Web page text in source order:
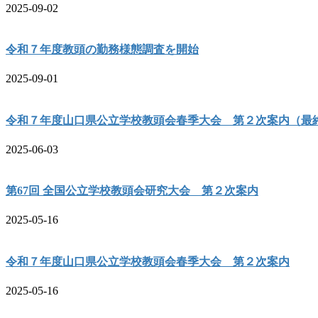
2025-09-02
令和７年度教頭の勤務様態調査を開始
2025-09-01
令和７年度山口県公立学校教頭会春季大会 第２次案内（最
2025-06-03
第67回 全国公立学校教頭会研究大会 第２次案内
2025-05-16
令和７年度山口県公立学校教頭会春季大会 第２次案内
2025-05-16